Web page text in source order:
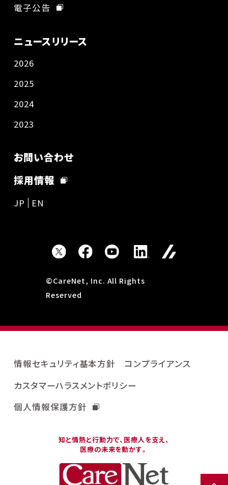
電子公告
ニュースリリース
2026
2025
2024
2023
お問い合わせ
採用情報
JP EN
©CareNet, Inc. All Rights
Reserved
知と情熱と行動力で、医療人を支え、
医療の未来を動かす。
情報セキュリティ基本方針
コンプライアンス
カスタマーハラスメントポリシー
個人情報保護方針